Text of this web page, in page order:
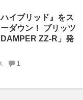
イブリッド』をス
ダウン！ ブリッツ
ZZ-R」発
1